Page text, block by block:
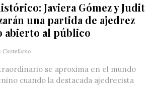
Javiera Gómez y Judit
una partida de ajedrez
abierto al público
Castellano
se aproxima en el mundo
cuando la destacada ajedrecista